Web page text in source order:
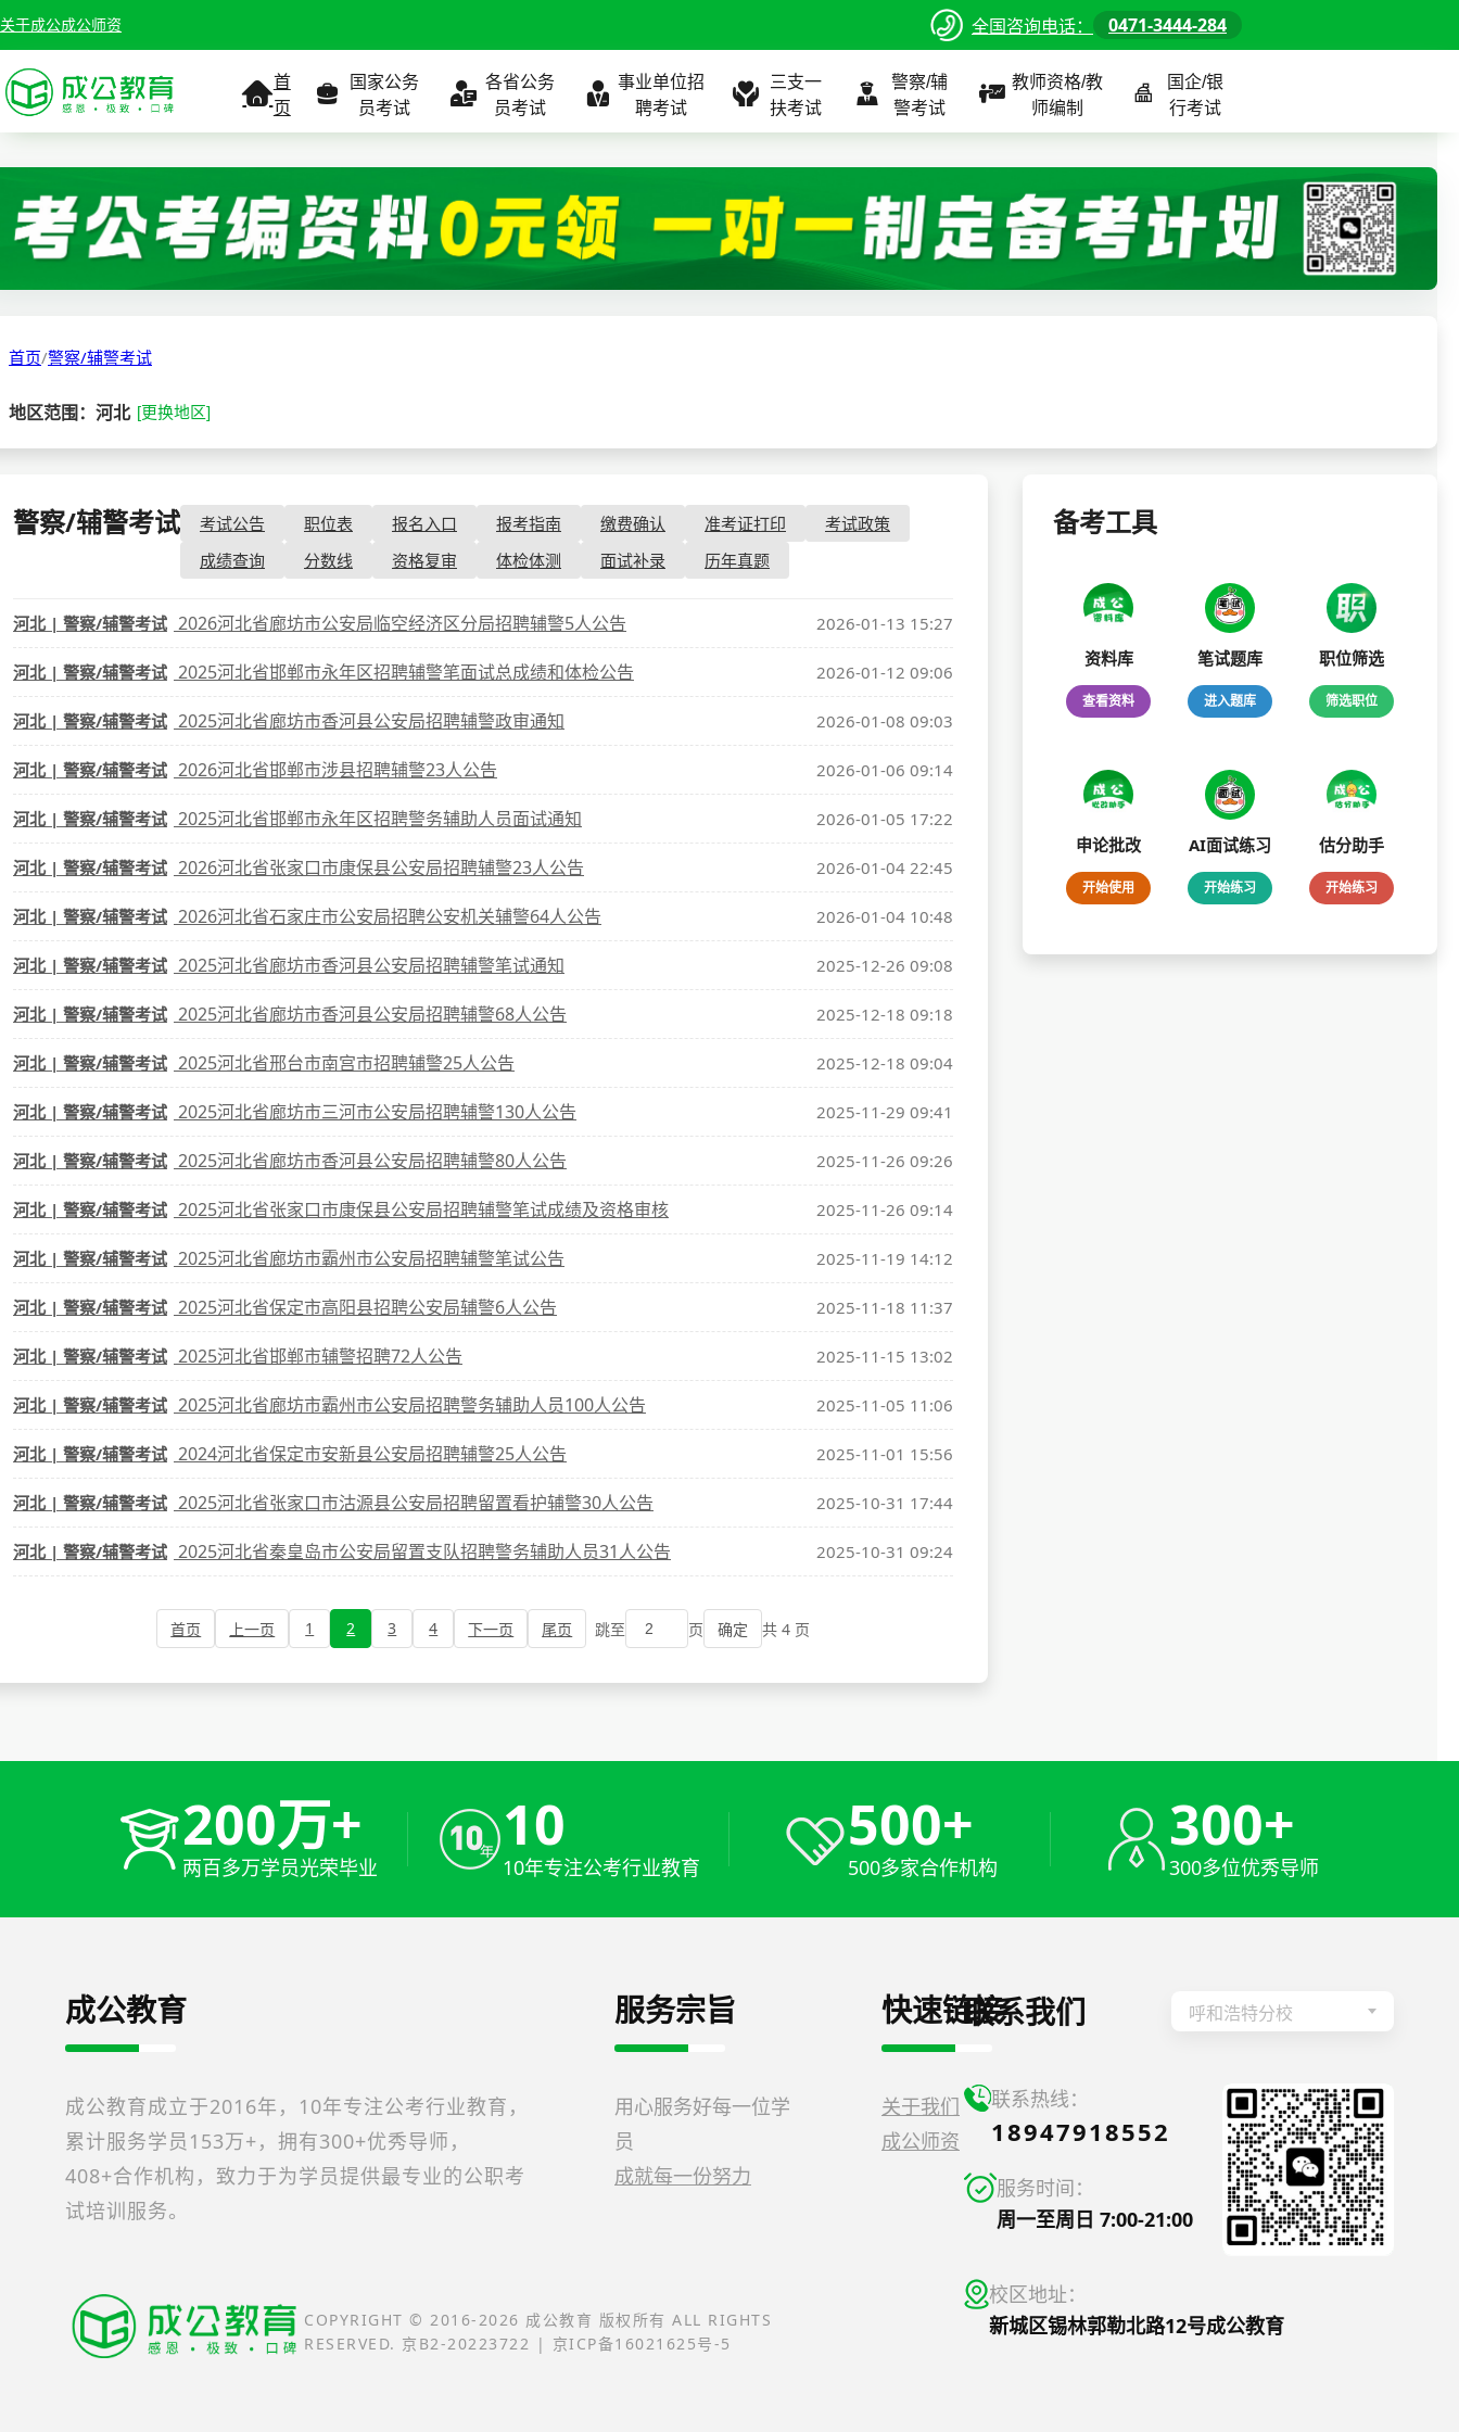
关于成公成公师资 全国咨询电话： 0471-3444-284
首
页
国家公务
员考试
考试公告
职位表
考试政策
成绩查询
分数线
资格复审
面试补录
历年真题
公务员课程
各省公务
员考试
考试公告
职位表
成绩查询
分数线
历年真题
全国
北京
公务员课程
事业单位招
聘考试
考试公告
职位表
成绩查询
分数线
历年真题
全国
北京
事业单位课程
三支一
扶考试
考试公告
职位表
历年真题
全国
北京
三支一扶课程
警察/辅
警考试
考试公告
职位表
全国
北京
警察/辅警课程
教师资格/教
师编制
考试公告
职位表
全国
北京
教师/资格课程
国企/银
行考试
考试公告
职位表
全国
北京
国企/银行课程
首页/警察/辅警考试
地区范围：河北 [更换地区]
警察/辅警考试 考试公告 职位表 报名入口 报考指南 缴费确认 准考证打印
考试政策
成绩查询
分数线 资格复审 体检体测 面试补录 历年真题
河北 | 警察/辅警考试 2026河北省廊坊市公安局临空经济区分局招聘辅警5人公告 2026-01-13 15:27
河北 | 警察/辅警考试 2025河北省邯郸市永年区招聘辅警笔面试总成绩和体检公告 2026-01-12 09:06
河北 | 警察/辅警考试 2025河北省廊坊市香河县公安局招聘辅警政审通知 2026-01-08 09:03
河北 | 警察/辅警考试 2026河北省邯郸市涉县招聘辅警23人公告 2026-01-06 09:14
河北 | 警察/辅警考试 2025河北省邯郸市永年区招聘警务辅助人员面试通知 2026-01-05 17:22
河北 | 警察/辅警考试 2026河北省张家口市康保县公安局招聘辅警23人公告 2026-01-04 22:45
河北 | 警察/辅警考试 2026河北省石家庄市公安局招聘公安机关辅警64人公告 2026-01-04 10:48
河北 | 警察/辅警考试 2025河北省廊坊市香河县公安局招聘辅警笔试通知 2025-12-26 09:08
河北 | 警察/辅警考试 2025河北省廊坊市香河县公安局招聘辅警68人公告 2025-12-18 09:18
河北 | 警察/辅警考试 2025河北省邢台市南宫市招聘辅警25人公告 2025-12-18 09:04
河北 | 警察/辅警考试 2025河北省廊坊市三河市公安局招聘辅警130人公告 2025-11-29 09:41
河北 | 警察/辅警考试 2025河北省廊坊市香河县公安局招聘辅警80人公告 2025-11-26 09:26
河北 | 警察/辅警考试 2025河北省张家口市康保县公安局招聘辅警笔试成绩及资格审核 2025-11-26 09:14
河北 | 警察/辅警考试 2025河北省廊坊市霸州市公安局招聘辅警笔试公告 2025-11-19 14:12
河北 | 警察/辅警考试 2025河北省保定市高阳县招聘公安局辅警6人公告 2025-11-18 11:37
河北 | 警察/辅警考试 2025河北省邯郸市辅警招聘72人公告 2025-11-15 13:02
河北 | 警察/辅警考试 2025河北省廊坊市霸州市公安局招聘警务辅助人员100人公告 2025-11-05 11:06
河北 | 警察/辅警考试 2024河北省保定市安新县公安局招聘辅警25人公告 2025-11-01 15:56
河北 | 警察/辅警考试 2025河北省张家口市沽源县公安局招聘留置看护辅警30人公告 2025-10-31 17:44
河北 | 警察/辅警考试 2025河北省秦皇岛市公安局留置支队招聘警务辅助人员31人公告 2025-10-31 09:24
首页 上一页 1 2 3 4 下一页 尾页 跳至 页 确定 共 4 页
备考工具
资料库
查看资料
笔试题库
进入题库
职位筛选
筛选职位
申论批改
开始使用
AI面试练习
开始练习
估分助手
开始练习
200万+
两百多万学员光荣毕业
10
10年专注公考行业教育
500+
500多家合作机构
300+
300多位优秀导师
成公教育
成公教育成立于2016年，10年专注公考行业教育，
累计服务学员153万+，拥有300+优秀导师，
408+合作机构，致力于为学员提供最专业的公职考
试培训服务。
服务宗旨
用心服务好每一位学
员
成就每一份努力
快速链接
关于我们
成公师资
COPYRIGHT © 2016-2026 成公教育 版权所有 ALL RIGHTS
RESERVED. 京B2-20223722 | 京ICP备16021625号-5
联系我们 呼和浩特分校
联系热线：
18947918552
服务时间：
周一至周日 7:00-21:00
校区地址：
新城区锡林郭勒北路12号成公教育